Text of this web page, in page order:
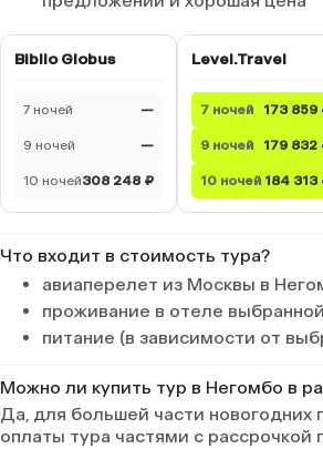
Biblio Globus
7 ночей —
9 ночей —
10 ночей308 248 ₽
Level.Travel
7 ночей 173 859
9 ночей 179 832
10 ночей 184 313
Что входит в стоимость тура?
авиаперелет из Москвы в
проживание в отеле
питание (в зависимости от
Можно ли купить тур в Негомбо в
Да, для большей части
оплаты тура частями с рассрочкой